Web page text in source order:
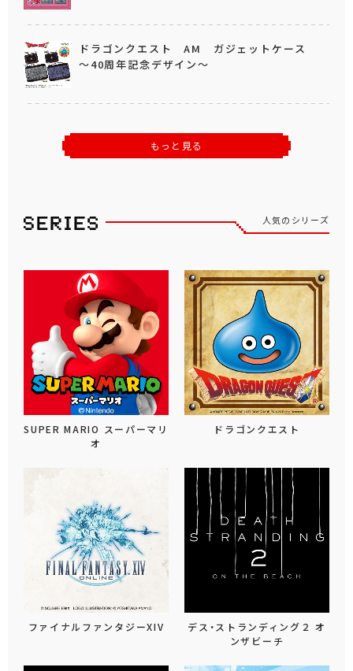
ドラゴンクエスト AM ガジェットケース
～40周年記念デザイン～
もっと見る
人気のシリーズ
SUPER MARIO スーパーマリ
オ
ドラゴンクエスト
ファイナルファンタジーXIV
デス・ストランディング２ オ
ンザビーチ